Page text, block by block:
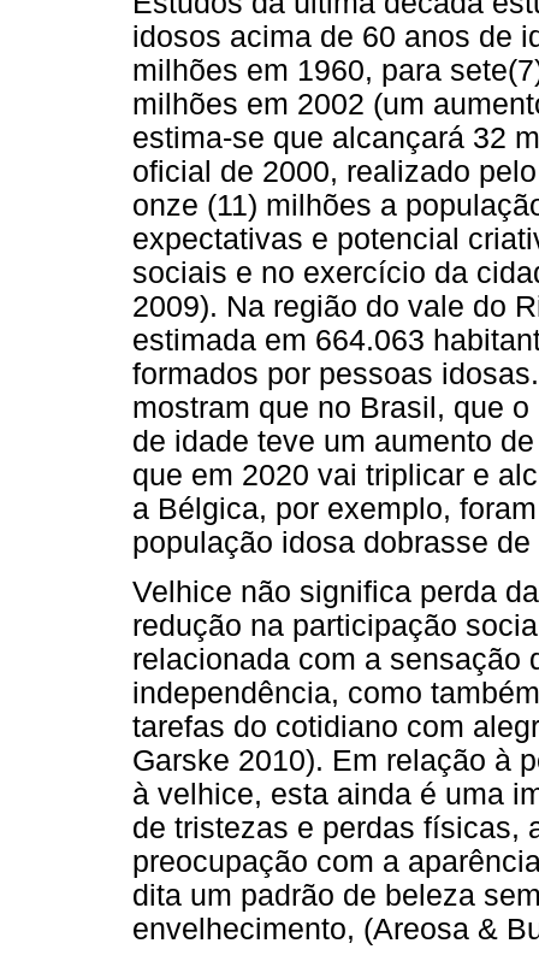
idosos acima de 60 anos de
milhões em 1960, para
milhões em 2002 (um
estima-se que alcançará 32
oficial de 2000, realizado
onze (11) milhões a
expectativas e potencial
sociais e no exercício da
2009). Na região do vale do
estimada em 664.063
formados por pessoas
mostram que no Brasil, que
de idade teve um aumento
que em 2020 vai triplicar e
a Bélgica, por exemplo,
população idosa dobrasse
Velhice não significa perda
redução na participação
relacionada com a sensação
independência, como
tarefas do cotidiano com
Garske 2010). Em relação à
à velhice, esta ainda é uma
de tristezas e perdas físicas,
preocupação com a
dita um padrão de beleza
envelhecimento, (Areosa &